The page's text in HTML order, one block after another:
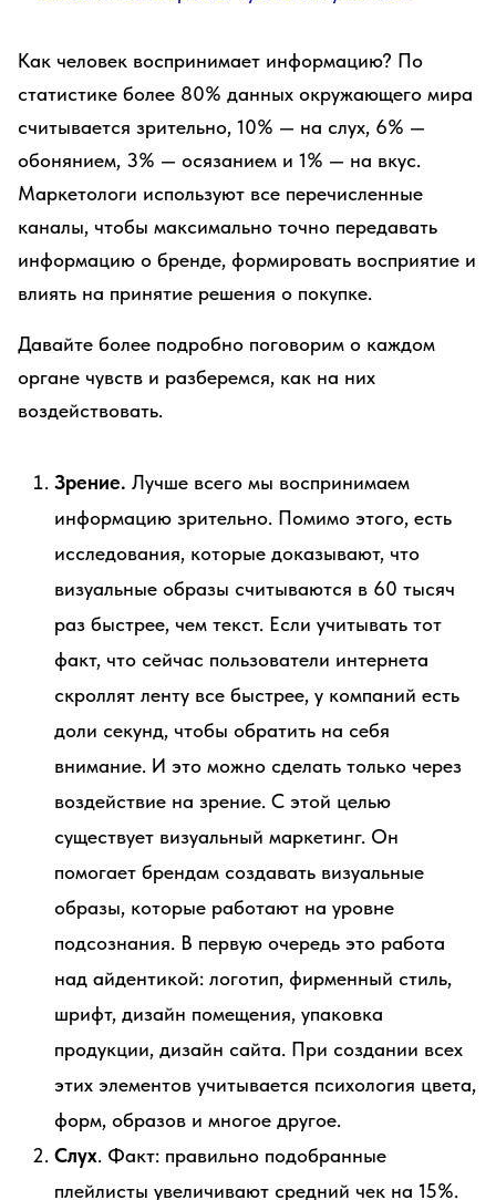
Как человек воспринимает информацию? По
статистике более 80% данных окружающего мира
считывается зрительно, 10% — на слух, 6% —
обонянием, 3% — осязанием и 1% — на вкус.
Маркетологи используют все перечисленные
каналы, чтобы максимально точно передавать
информацию о бренде, формировать восприятие и
влиять на принятие решения о покупке.
Давайте более подробно поговорим о каждом
органе чувств и разберемся, как на них
воздействовать.
Зрение. Лучше всего мы воспринимаем
информацию зрительно. Помимо этого, есть
исследования, которые доказывают, что
визуальные образы считываются в 60 тысяч
раз быстрее, чем текст. Если учитывать тот
факт, что сейчас пользователи интернета
скроллят ленту все быстрее, у компаний есть
доли секунд, чтобы обратить на себя
внимание. И это можно сделать только через
воздействие на зрение. С этой целью
существует визуальный маркетинг. Он
помогает брендам создавать визуальные
образы, которые работают на уровне
подсознания. В первую очередь это работа
над айдентикой: логотип, фирменный стиль,
шрифт, дизайн помещения, упаковка
продукции, дизайн сайта. При создании всех
этих элементов учитывается психология цвета,
форм, образов и многое другое.
Слух. Факт: правильно подобранные
плейлисты увеличивают средний чек на 15%.